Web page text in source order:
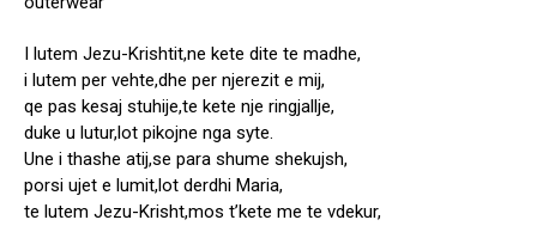
I lutem Jezu-Krishtit,ne kete dite te madhe,
i lutem per vehte,dhe per njerezit e mij,
qe pas kesaj stuhije,te kete nje ringjallje,
duke u lutur,lot pikojne nga syte.
Une i thashe atij,se para shume shekujsh,
porsi ujet e lumit,lot derdhi Maria,
te lutem Jezu-Krisht,mos t’kete me te vdekur,